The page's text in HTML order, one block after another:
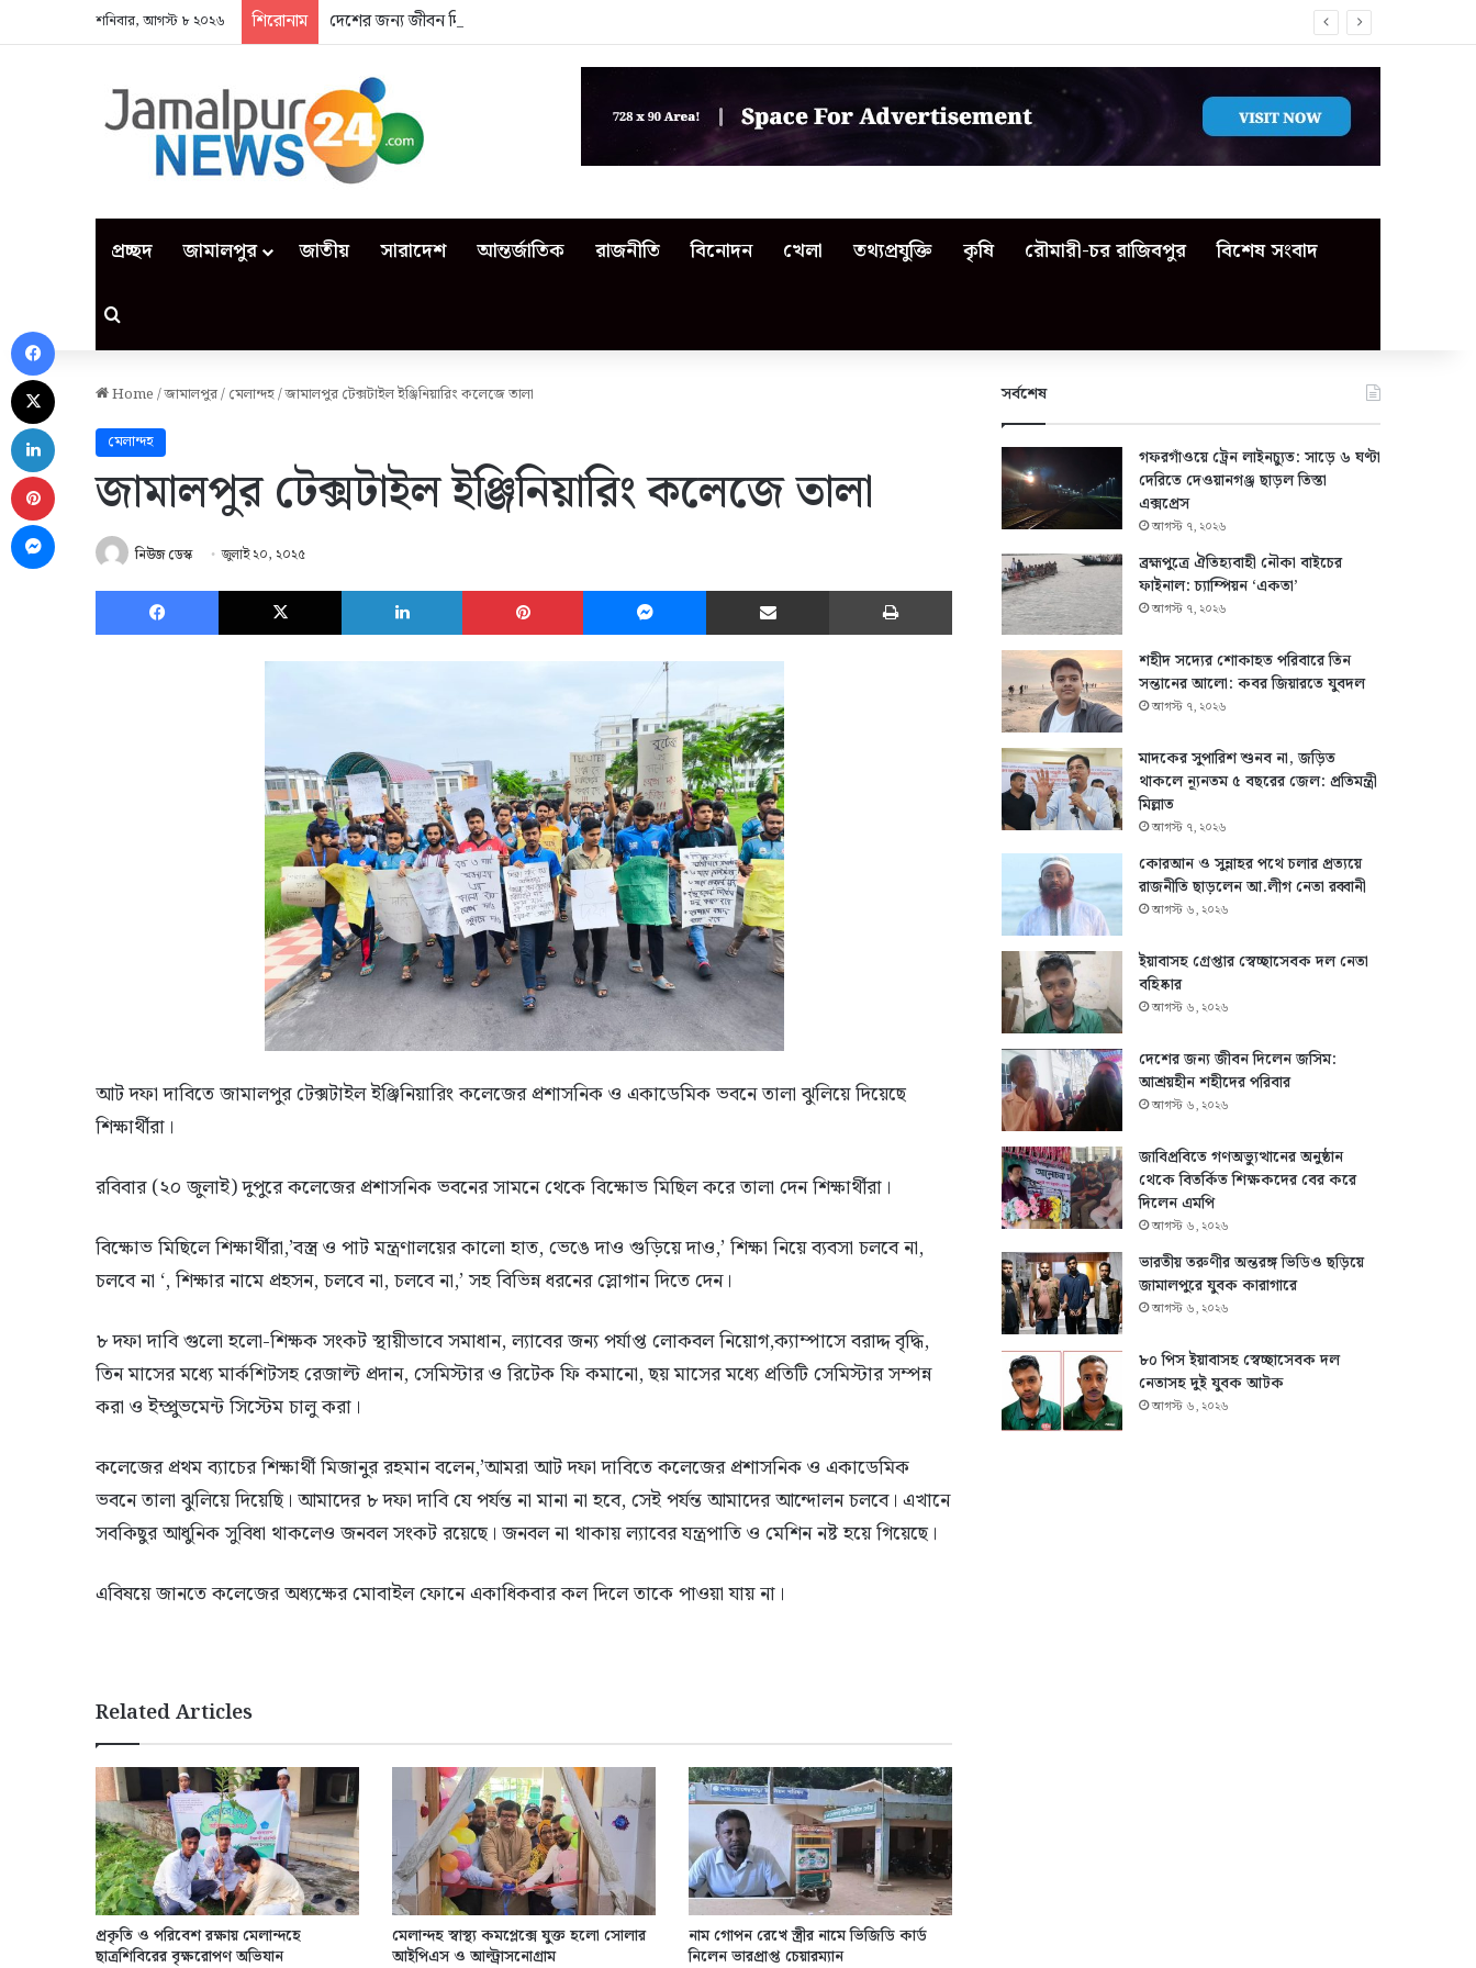
শনিবার, আগস্ট ৮ ২০২৬ শিরোনাম দেশের জন্য জীবন দিলেন জসিম: আশ্রয়হীন শহীদের পরিবার
প্রচ্ছদ জামালপুর জাতীয় সারাদেশ আন্তর্জাতিক রাজনীতি বিনোদন খেলা তথ্যপ্রযুক্তি কৃষি রৌমারী-চর রাজিবপুর বিশেষ সংবাদ
Search for
Home/জামালপুর/মেলান্দহ/জামালপুর টেক্সটাইল ইঞ্জিনিয়ারিং কলেজে তালা
মেলান্দহ
জামালপুর টেক্সটাইল ইঞ্জিনিয়ারিং কলেজে তালা
নিউজ ডেস্ক জুলাই ২০, ২০২৫
Facebook X LinkedIn Pinterest Messenger Share via Email Print
আট দফা দাবিতে জামালপুর টেক্সটাইল ইঞ্জিনিয়ারিং কলেজের প্রশাসনিক ও একাডেমিক ভবনে তালা ঝুলিয়ে দিয়েছে
শিক্ষার্থীরা।
রবিবার (২০ জুলাই) দুপুরে কলেজের প্রশাসনিক ভবনের সামনে থেকে বিক্ষোভ মিছিল করে তালা দেন শিক্ষার্থীরা।
বিক্ষোভ মিছিলে শিক্ষার্থীরা,’বস্ত্র ও পাট মন্ত্রণালয়ের কালো হাত, ভেঙে দাও গুড়িয়ে দাও,’ শিক্ষা নিয়ে ব্যবসা চলবে না,
চলবে না ‘, শিক্ষার নামে প্রহসন, চলবে না, চলবে না,’ সহ বিভিন্ন ধরনের স্লোগান দিতে দেন।
৮ দফা দাবি গুলো হলো-শিক্ষক সংকট স্থায়ীভাবে সমাধান, ল্যাবের জন্য পর্যাপ্ত লোকবল নিয়োগ,ক্যাম্পাসে বরাদ্দ বৃদ্ধি,
তিন মাসের মধ্যে মার্কশিটসহ রেজাল্ট প্রদান, সেমিস্টার ও রিটেক ফি কমানো, ছয় মাসের মধ্যে প্রতিটি সেমিস্টার সম্পন্ন
করা ও ইম্প্রুভমেন্ট সিস্টেম চালু করা।
কলেজের প্রথম ব্যাচের শিক্ষার্থী মিজানুর রহমান বলেন,’আমরা আট দফা দাবিতে কলেজের প্রশাসনিক ও একাডেমিক
ভবনে তালা ঝুলিয়ে দিয়েছি। আমাদের ৮ দফা দাবি যে পর্যন্ত না মানা না হবে, সেই পর্যন্ত আমাদের আন্দোলন চলবে। এখানে
সবকিছুর আধুনিক সুবিধা থাকলেও জনবল সংকট রয়েছে। জনবল না থাকায় ল্যাবের যন্ত্রপাতি ও মেশিন নষ্ট হয়ে গিয়েছে।
এবিষয়ে জানতে কলেজের অধ্যক্ষের মোবাইল ফোনে একাধিকবার কল দিলে তাকে পাওয়া যায় না।
Related Articles
প্রকৃতি ও পরিবেশ রক্ষায় মেলান্দহে
ছাত্রশিবিরের বৃক্ষরোপণ অভিযান
মেলান্দহ স্বাস্থ্য কমপ্লেক্সে যুক্ত হলো সোলার
আইপিএস ও আল্ট্রাসনোগ্রাম
নাম গোপন রেখে স্ত্রীর নামে ভিজিডি কার্ড
নিলেন ভারপ্রাপ্ত চেয়ারম্যান
সর্বশেষ
গফরগাঁওয়ে ট্রেন লাইনচ্যুত: সাড়ে ৬ ঘণ্টা
দেরিতে দেওয়ানগঞ্জ ছাড়ল তিস্তা
এক্সপ্রেস
আগস্ট ৭, ২০২৬
ব্রহ্মপুত্রে ঐতিহ্যবাহী নৌকা বাইচের
ফাইনাল: চ্যাম্পিয়ন ‘একতা’
আগস্ট ৭, ২০২৬
শহীদ সদ্যের শোকাহত পরিবারে তিন
সন্তানের আলো: কবর জিয়ারতে যুবদল
আগস্ট ৭, ২০২৬
মাদকের সুপারিশ শুনব না, জড়িত
থাকলে ন্যূনতম ৫ বছরের জেল: প্রতিমন্ত্রী
মিল্লাত
আগস্ট ৭, ২০২৬
কোরআন ও সুন্নাহর পথে চলার প্রত্যয়ে
রাজনীতি ছাড়লেন আ.লীগ নেতা রব্বানী
আগস্ট ৬, ২০২৬
ইয়াবাসহ গ্রেপ্তার স্বেচ্ছাসেবক দল নেতা
বহিষ্কার
আগস্ট ৬, ২০২৬
দেশের জন্য জীবন দিলেন জসিম:
আশ্রয়হীন শহীদের পরিবার
আগস্ট ৬, ২০২৬
জাবিপ্রবিতে গণঅভ্যুত্থানের অনুষ্ঠান
থেকে বিতর্কিত শিক্ষকদের বের করে
দিলেন এমপি
আগস্ট ৬, ২০২৬
ভারতীয় তরুণীর অন্তরঙ্গ ভিডিও ছড়িয়ে
জামালপুরে যুবক কারাগারে
আগস্ট ৬, ২০২৬
৮০ পিস ইয়াবাসহ স্বেচ্ছাসেবক দল
নেতাসহ দুই যুবক আটক
আগস্ট ৬, ২০২৬
Facebook
LinkedIn
Pinterest